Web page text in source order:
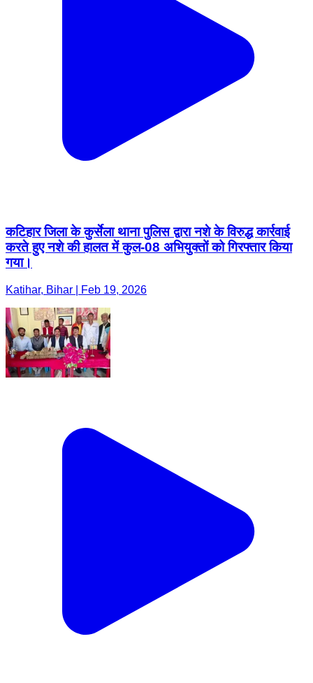
कटिहार जिला के कुर्सेला थाना पुलिस द्वारा नशे के विरुद्ध कार्रवाई
करते हुए नशे की हालत में कुल-08 अभियुक्तों को गिरफ्तार किया
गया।
Katihar, Bihar | Feb 19, 2026